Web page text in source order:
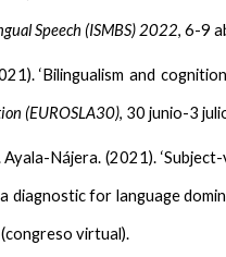
Speech (ISMBS) 2022, 6-9
‘Bilingualism and
(EUROSLA30), 30 junio-3
Ayala-Nájera. (2021).
for language
virtual).